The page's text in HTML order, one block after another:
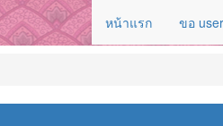
หน้าแรก ขอ